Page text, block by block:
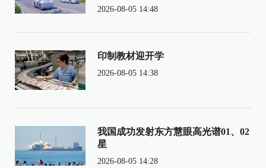
2026-08-05 14:48
印制教材迎开学
2026-08-05 14:38
我国成功发射东方慧眼高光谱01、02
星
2026-08-05 14:28